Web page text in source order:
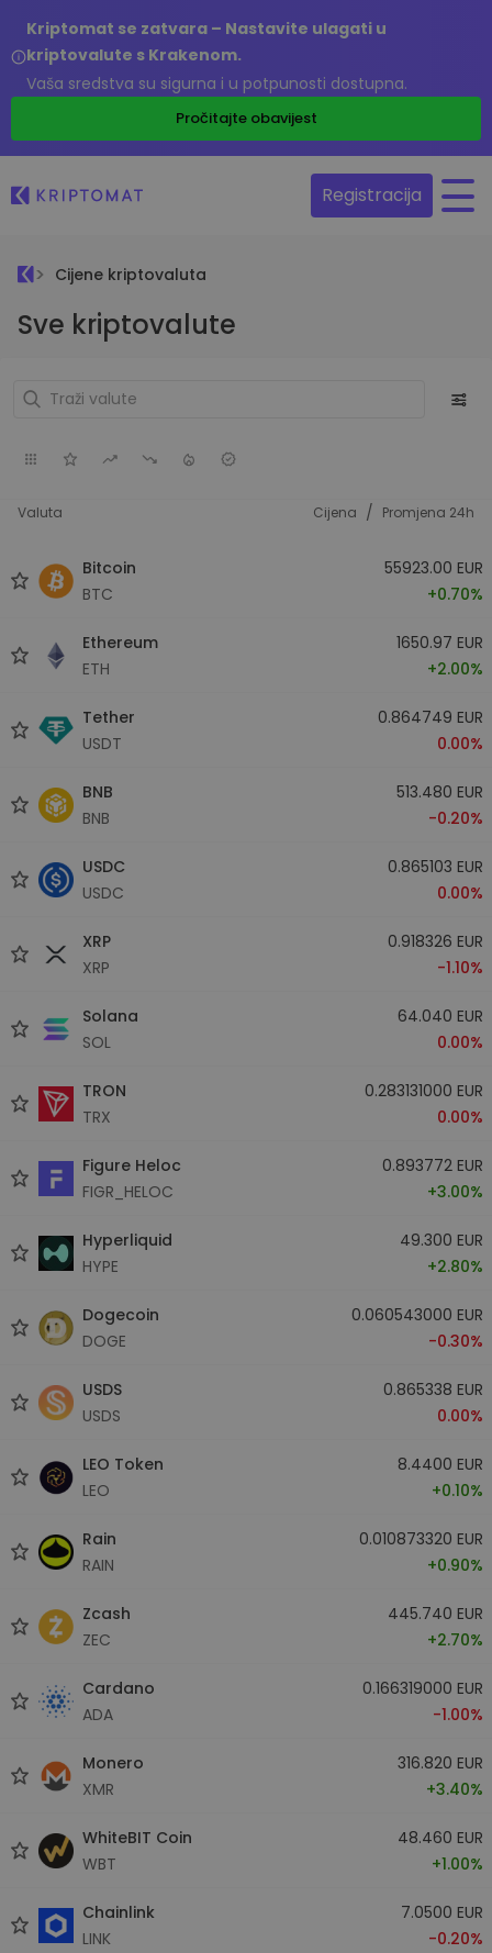
Kriptomat se zatvara – Nastavite ulagati u
kriptovalute s Krakenom.
Vaša sredstva su sigurna i u potpunosti dostupna.
Pročitajte obavijest
Registracija
Cijene kriptovaluta
Sve kriptovalute
Valuta Cijena / Promjena 24h
Bitcoin
BTC
55923.00 EUR
+0.70%
Ethereum
ETH
1650.97 EUR
+2.00%
Tether
USDT
0.864749 EUR
0.00%
BNB
BNB
513.480 EUR
-0.20%
USDC
USDC
0.865103 EUR
0.00%
XRP
XRP
0.918326 EUR
-1.10%
Solana
SOL
64.040 EUR
0.00%
TRON
TRX
0.283131000 EUR
0.00%
Figure Heloc
FIGR_HELOC
0.893772 EUR
+3.00%
Hyperliquid
HYPE
49.300 EUR
+2.80%
Dogecoin
DOGE
0.060543000 EUR
-0.30%
USDS
USDS
0.865338 EUR
0.00%
LEO Token
LEO
8.4400 EUR
+0.10%
Rain
RAIN
0.010873320 EUR
+0.90%
Zcash
ZEC
445.740 EUR
+2.70%
Cardano
ADA
0.166319000 EUR
-1.00%
Monero
XMR
316.820 EUR
+3.40%
WhiteBIT Coin
WBT
48.460 EUR
+1.00%
Chainlink
LINK
7.0500 EUR
-0.20%